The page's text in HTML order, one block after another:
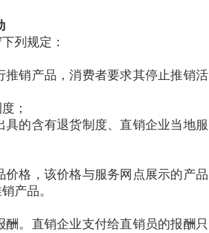
列规定：
销产品，消费者要求其停止推销活
；
的含有退货制度、直销企业当地服
格，该价格与服务网点展示的产品
产品。
直销企业支付给直销员的报酬只